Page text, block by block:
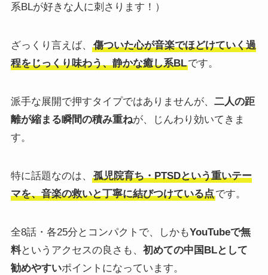
系BLが好きな人に刺さります！）
ざっくり言えば、
傷ついた心が音楽でほどけていく過
程をじっくり味わう、静かな癒し系BLです。
派手な展開で押すタイプではありませんが、 二人の距
離が縮まる瞬間の積み重ねが、じんわり効いてきま
す。
特に話題なのは、
孤児院育ち・PTSDという重いテー
マを、音楽の救いと丁寧に結びつけている点です。
全8話・各25分とコンパクトで、しかもYouTubeで無
料というアクセスの良さも、 初めての中国BLとして
勧めやすいポイントになっています。